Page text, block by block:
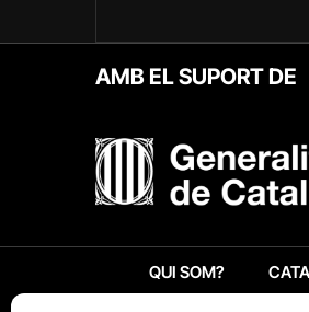
AMB EL SUPORT DE
QUI SOM?